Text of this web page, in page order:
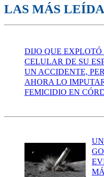
LAS MÁS
DIJO QUE EXPLOTÓ
CELULAR DE SU
UN ACCIDENTE,
AHORA LO
FEMICIDIO EN